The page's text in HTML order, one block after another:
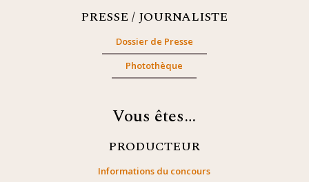
PRESSE / JOURNALISTE
Dossier de Presse
Photothèque
Vous êtes…
PRODUCTEUR
Informations du concours